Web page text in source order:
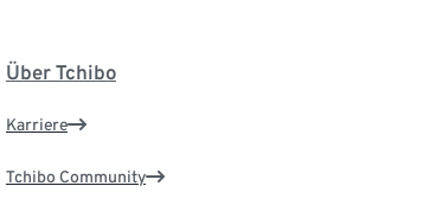
Über Tchibo
Karriere
Tchibo Community